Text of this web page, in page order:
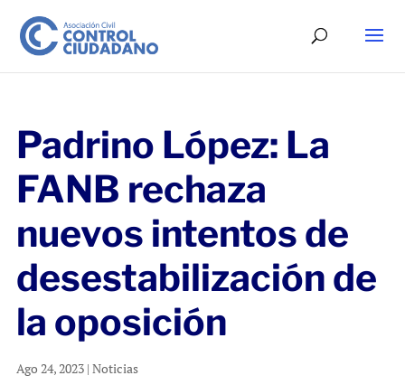
Padrino López: La
FANB rechaza
nuevos intentos de
desestabilización de
la oposición
Ago 24, 2023| Noticias